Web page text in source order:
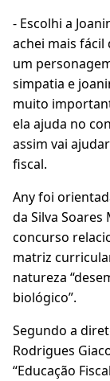
- Escolhi a
achei mais fácil
um
simpatia e
muito
ela ajuda no
assim vai
fiscal.
Any foi
da Silva
concurso
matriz
natureza
biológico”.
Segundo a
Rodrigues
“Educação